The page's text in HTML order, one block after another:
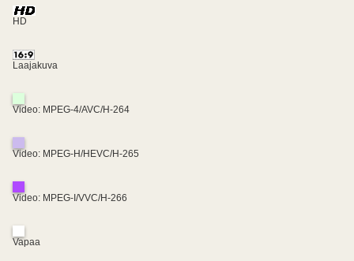
HD
Laajakuva
Video: MPEG-4/AVC/H-264
Video: MPEG-H/HEVC/H-265
Video: MPEG-I/VVC/H-266
Vapaa